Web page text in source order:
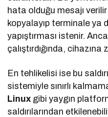
hata olduğu mesajı
kopyalayıp terminale ya
yapıştırması istenir.
çalıştırdığında, cihazına
En tehlikelisi ise bu
sistemiyle sınırlı
Linux gibi yaygın
saldırılarından